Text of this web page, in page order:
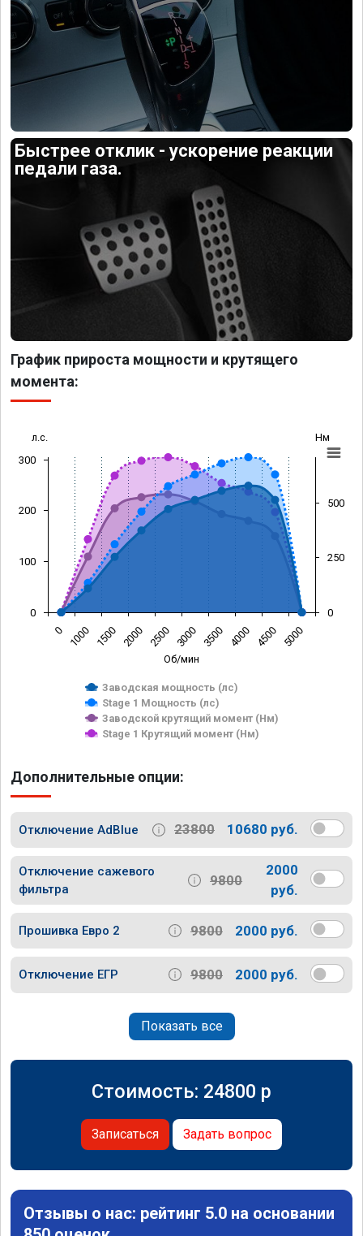
Быстрее отклик - ускорение реакции
педали газа.
График прироста мощности и крутящего
момента:
Об/мин
л.с. Нм
Заводская мощность (лс)
Stage 1 Мощность (лс)
Заводской крутящий момент (Нм)
Stage 1 Крутящий момент (Нм)
0 1000 1500 2000 2500 3000 3500 4000 4500 5000
0
100
200
300
0
250
500
Дополнительные опции:
Отключение AdBlue 23800 10680 руб.
Отключение сажевого
фильтра
9800
2000
руб.
Прошивка Евро 2 9800 2000 руб.
Отключение ЕГР 9800 2000 руб.
Показать все
Стоимость: 24800 p
Записаться Задать вопрос
Отзывы о нас: рейтинг 5.0 на основании